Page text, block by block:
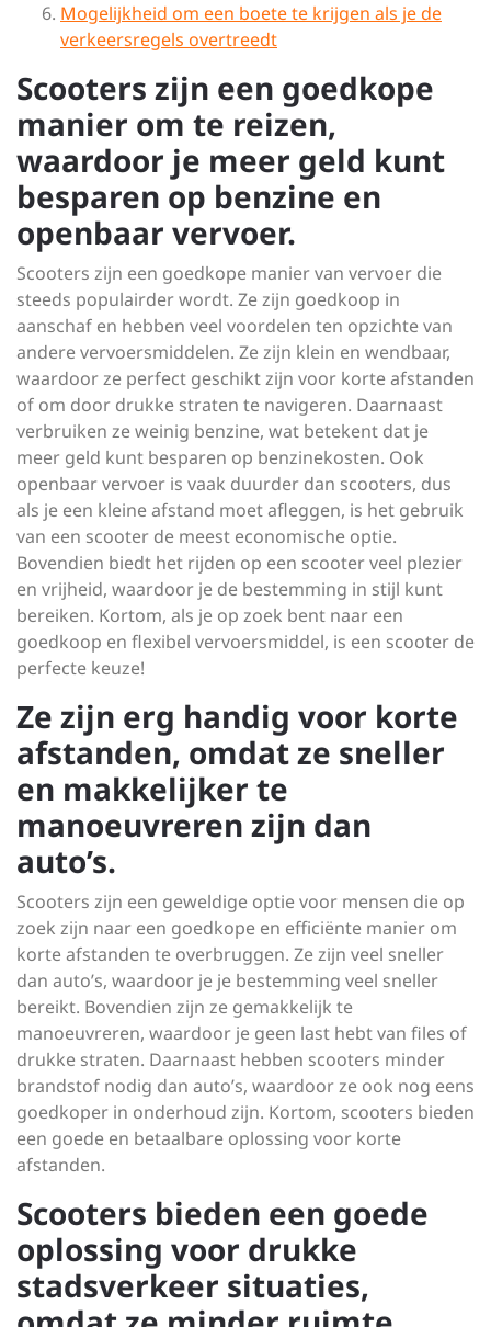
Mogelijkheid om een boete te krijgen als je de
verkeersregels overtreedt
Scooters zijn een goedkope
manier om te reizen,
waardoor je meer geld kunt
besparen op benzine en
openbaar vervoer.
Scooters zijn een goedkope manier van vervoer die
steeds populairder wordt. Ze zijn goedkoop in
aanschaf en hebben veel voordelen ten opzichte van
andere vervoersmiddelen. Ze zijn klein en wendbaar,
waardoor ze perfect geschikt zijn voor korte afstanden
of om door drukke straten te navigeren. Daarnaast
verbruiken ze weinig benzine, wat betekent dat je
meer geld kunt besparen op benzinekosten. Ook
openbaar vervoer is vaak duurder dan scooters, dus
als je een kleine afstand moet afleggen, is het gebruik
van een scooter de meest economische optie.
Bovendien biedt het rijden op een scooter veel plezier
en vrijheid, waardoor je de bestemming in stijl kunt
bereiken. Kortom, als je op zoek bent naar een
goedkoop en flexibel vervoersmiddel, is een scooter de
perfecte keuze!
Ze zijn erg handig voor korte
afstanden, omdat ze sneller
en makkelijker te
manoeuvreren zijn dan
auto’s.
Scooters zijn een geweldige optie voor mensen die op
zoek zijn naar een goedkope en efficiënte manier om
korte afstanden te overbruggen. Ze zijn veel sneller
dan auto’s, waardoor je je bestemming veel sneller
bereikt. Bovendien zijn ze gemakkelijk te
manoeuvreren, waardoor je geen last hebt van files of
drukke straten. Daarnaast hebben scooters minder
brandstof nodig dan auto’s, waardoor ze ook nog eens
goedkoper in onderhoud zijn. Kortom, scooters bieden
een goede en betaalbare oplossing voor korte
afstanden.
Scooters bieden een goede
oplossing voor drukke
stadsverkeer situaties,